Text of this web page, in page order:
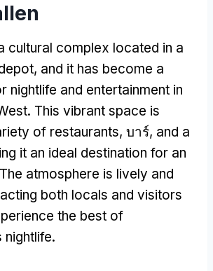
cultural complex located in a
, and it has become a
nightlife and entertainment in
. This vibrant space is
of restaurants, บาร์, and a
it an ideal destination for an
The atmosphere is lively and
both locals and visitors
the best of
nightlife.